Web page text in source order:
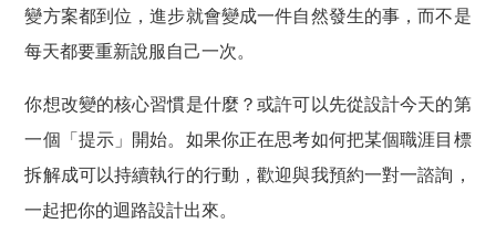
變方案都到位，進步就會變成一件自然發生的事，而不是
每天都要重新說服自己一次。
你想改變的核心習慣是什麼？或許可以先從設計今天的第
一個「提示」開始。如果你正在思考如何把某個職涯目標
拆解成可以持續執行的行動，歡迎與我預約一對一諮詢，
一起把你的迴路設計出來。